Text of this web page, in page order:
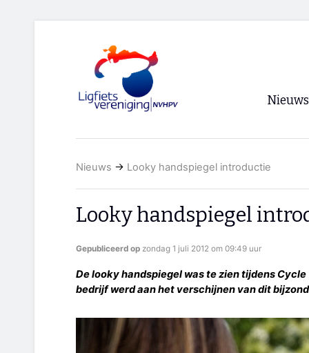
Nieuws
Nieuws → Looky handspiegel introductie
Looky handspiegel
Gepubliceerd op zondag 1 juli 2012 om 09:49 uur
De looky handspiegel was te zien tijdens
bedrijf werd aan het verschijnen van dit